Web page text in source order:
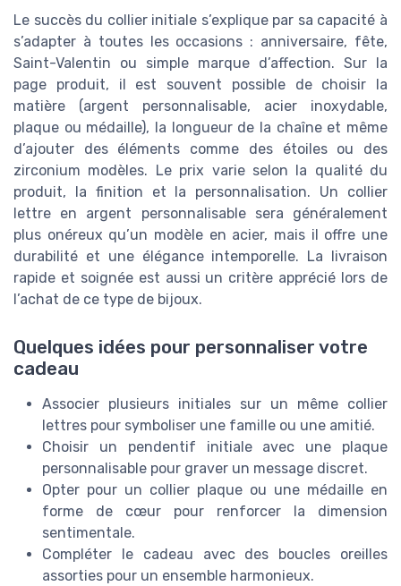
Le succès du collier initiale s’explique par sa capacité à
s’adapter à toutes les occasions : anniversaire, fête,
Saint-Valentin ou simple marque d’affection. Sur la
page produit, il est souvent possible de choisir la
matière (argent personnalisable, acier inoxydable,
plaque ou médaille), la longueur de la chaîne et même
d’ajouter des éléments comme des étoiles ou des
zirconium modèles. Le prix varie selon la qualité du
produit, la finition et la personnalisation. Un collier
lettre en argent personnalisable sera généralement
plus onéreux qu’un modèle en acier, mais il offre une
durabilité et une élégance intemporelle. La livraison
rapide et soignée est aussi un critère apprécié lors de
l’achat de ce type de bijoux.
Quelques idées pour personnaliser votre
cadeau
Associer plusieurs initiales sur un même collier
lettres pour symboliser une famille ou une amitié.
Choisir un pendentif initiale avec une plaque
personnalisable pour graver un message discret.
Opter pour un collier plaque ou une médaille en
forme de cœur pour renforcer la dimension
sentimentale.
Compléter le cadeau avec des boucles oreilles
assorties pour un ensemble harmonieux.